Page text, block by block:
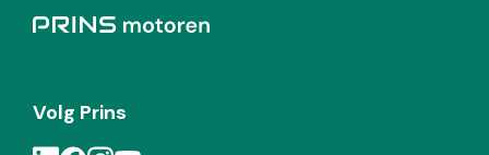
Volg Prins